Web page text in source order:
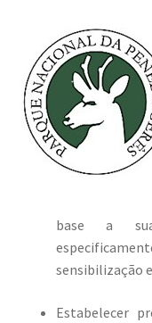
base a
sensibilização
Estabelecer